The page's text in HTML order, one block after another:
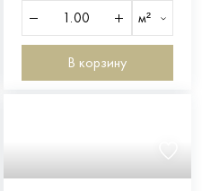
м²
В корзину